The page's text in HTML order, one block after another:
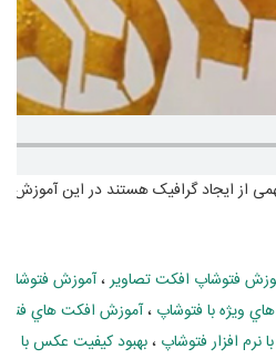
ایجاد گرافیک هستند در این آموزش یک
فتوشاپ افکت تصاوير،آموزش
ويژه با فتوشاپ ،آموزش افکت هاي
افزار فتوشاپ ،بهبود کيفيت عکس با